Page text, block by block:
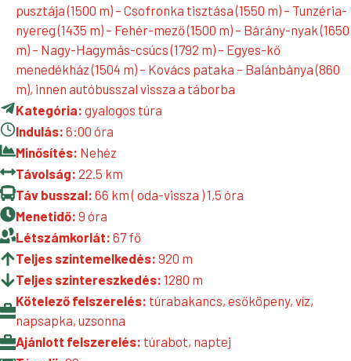
pusztája (1500 m) – Csofronka tisztása (1550 m) – Tunzéria-
nyereg (1435 m) – Fehér-mező (1500 m) – Bárány-nyak (1650
m) – Nagy-Hagymás-csúcs (1792 m) – Egyes-kő
menedékház (1504 m) – Kovács pataka – Balánbánya (860
m), innen autóbusszal vissza a táborba
Kategória: gyalogos túra
Indulás: 6:00 óra
Minősítés: Nehéz
Távolság: 22.5 km
Táv busszal: 66 km ( oda-vissza ) 1,5 óra
Menetidő: 9 óra
Létszámkorlát: 67 fő
Teljes szintemelkedés: 920 m
Teljes szintereszkedés: 1280 m
Kötelező felszerelés: túrabakancs, esőköpeny, víz,
napsapka, uzsonna
Ajánlott felszerelés: túrabot, naptej